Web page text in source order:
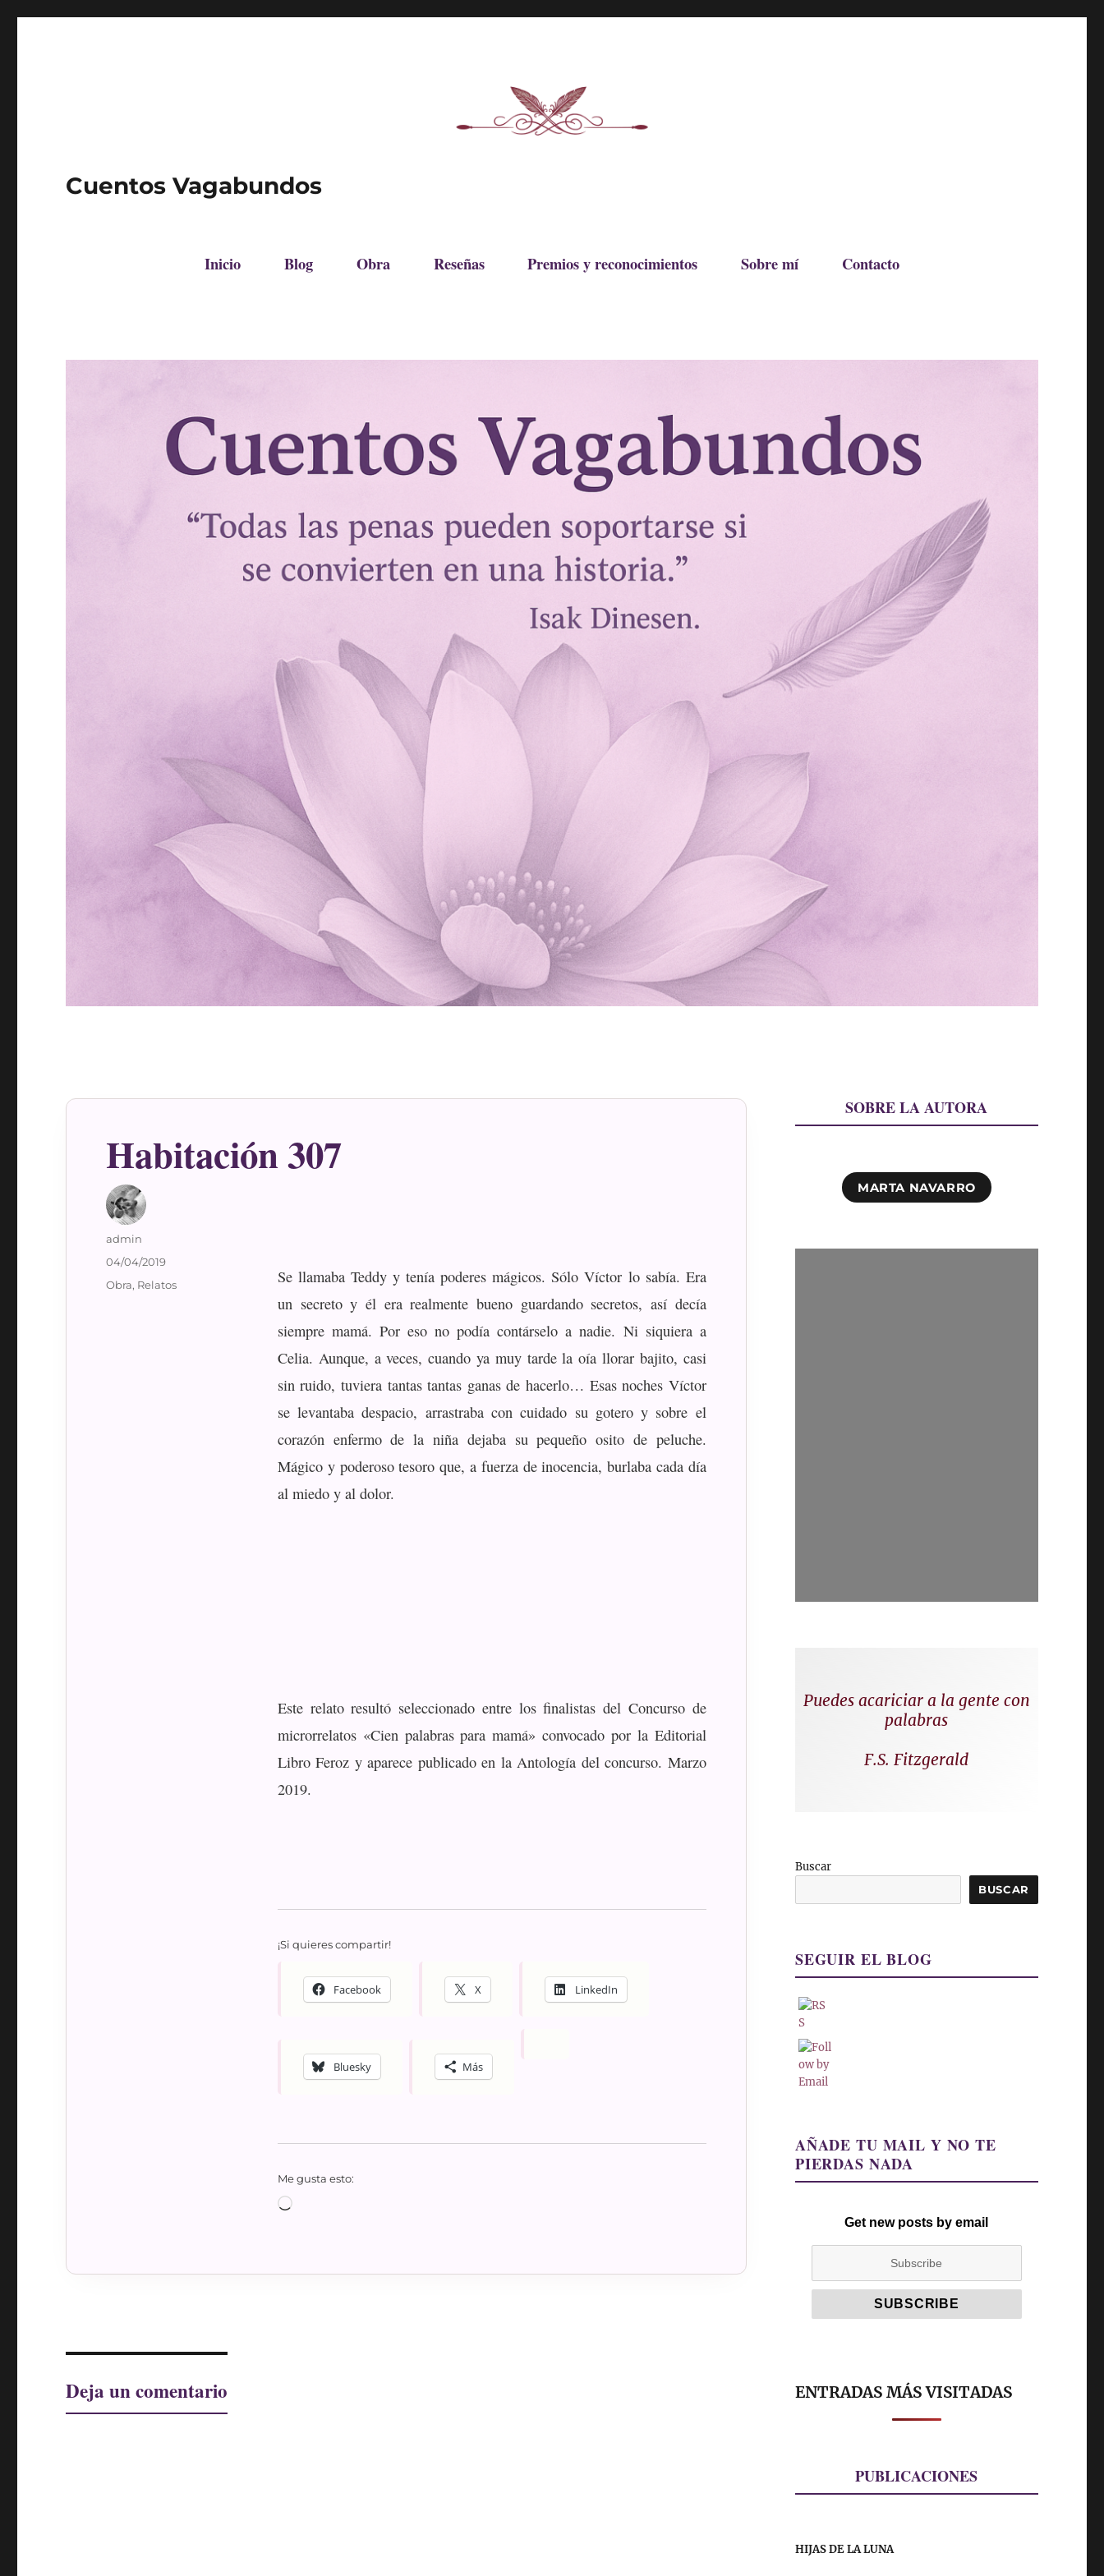
Cuentos Vagabundos
Inicio Blog Obra Reseñas Premios y reconocimientos Sobre mí Contacto
Habitación 307
Se llamaba Teddy y tenía poderes mágicos. Sólo Víctor lo sabía. Era
un secreto y él era realmente bueno guardando secretos, así decía
siempre mamá. Por eso no podía contárselo a nadie. Ni siquiera a
Celia. Aunque, a veces, cuando ya muy tarde la oía llorar bajito, casi
sin ruido, tuviera tantas tantas ganas de hacerlo… Esas noches Víctor
se levantaba despacio, arrastraba con cuidado su gotero y sobre el
corazón enfermo de la niña dejaba su pequeño osito de peluche.
Mágico y poderoso tesoro que, a fuerza de inocencia, burlaba cada día
al miedo y al dolor.
Este relato resultó seleccionado entre los finalistas del Concurso de
microrrelatos «Cien palabras para mamá» convocado por la Editorial
Libro Feroz y aparece publicado en la Antología del concurso. Marzo
2019.
¡Si quieres compartir!
Facebook X LinkedIn
Bluesky Más
Me gusta esto:
Cargando...
Autor
admin
Publicado
el
04/04/2019
Categorías
Obra, Relatos
Deja un comentario
SOBRE LA AUTORA
MARTA NAVARRO
Puedes acariciar a la gente con
palabras
F.S. Fitzgerald
Buscar
BUSCAR
SEGUIR EL BLOG
AÑADE TU MAIL Y NO TE
PIERDAS NADA
Get new posts by email
ENTRADAS MÁS VISITADAS
PUBLICACIONES
HIJAS DE LA LUNA